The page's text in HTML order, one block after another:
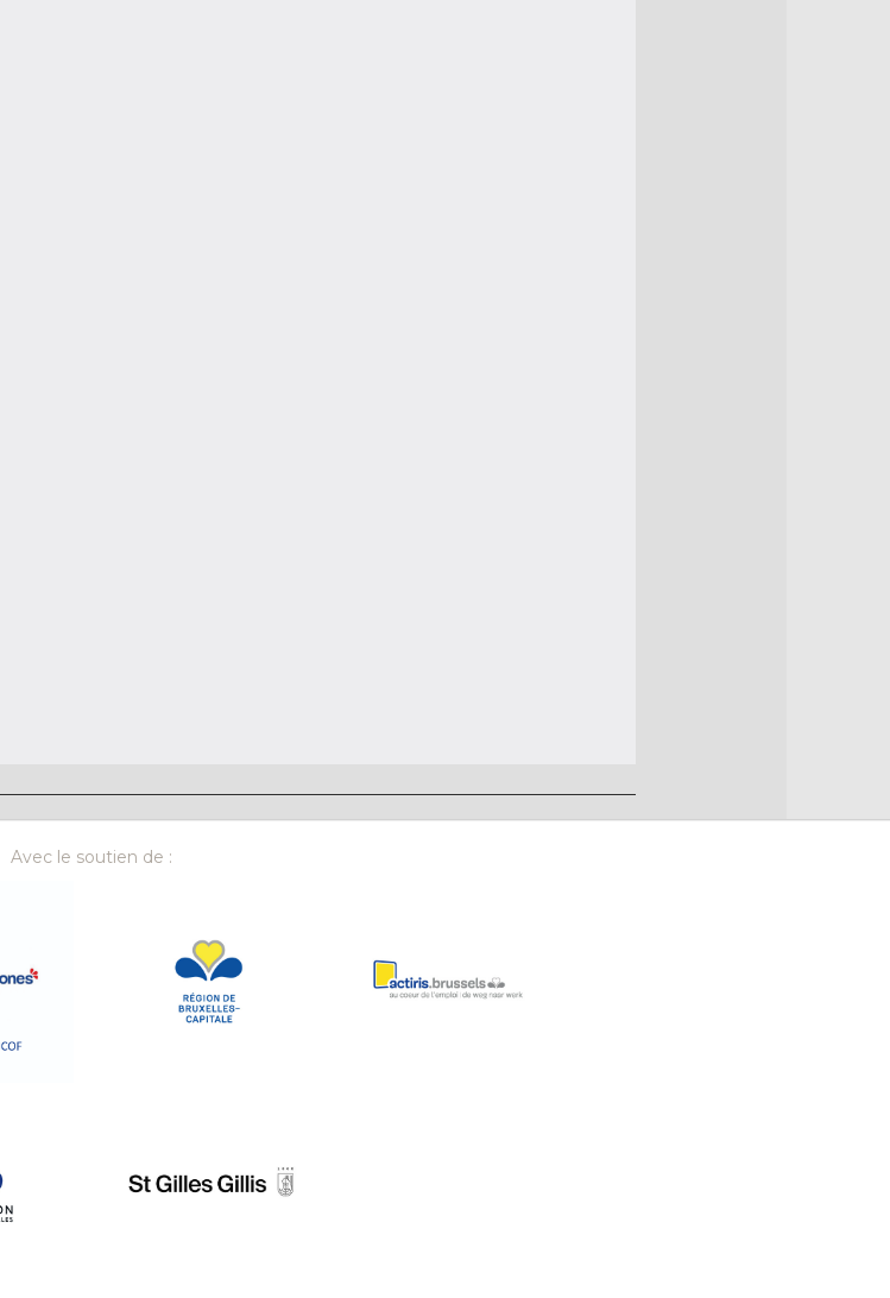
Avec le soutien de :